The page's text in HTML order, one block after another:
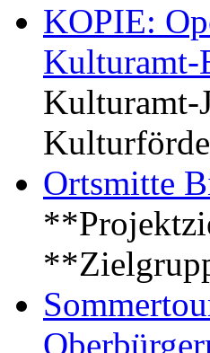
KOPIE:
Kulturamt-
Kulturamt-
Ortsmitte